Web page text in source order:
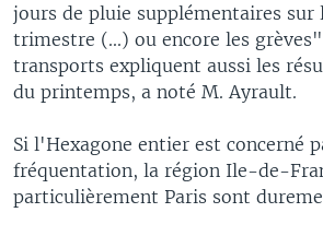
jours de pluie supplémentaires sur
trimestre (...) ou encore les
transports expliquent aussi les
du printemps, a noté M. Ayrault.
Si l'Hexagone entier est concerné
fréquentation, la région Ile-de-
particulièrement Paris sont